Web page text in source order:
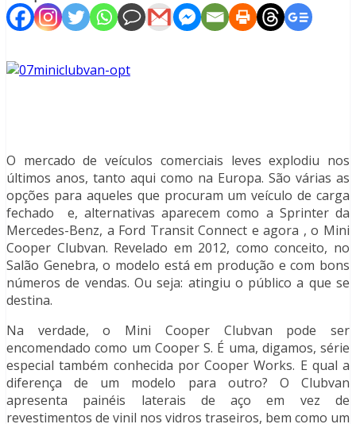
O mercado de veículos comerciais leves explodiu nos
últimos anos, tanto aqui como na Europa. São várias as
opções para aqueles que procuram um veículo de carga
fechado e, alternativas aparecem como a Sprinter da
Mercedes-Benz, a Ford Transit Connect e agora , o Mini
Cooper Clubvan. Revelado em 2012, como conceito, no
Salão Genebra, o modelo está em produção e com bons
números de vendas. Ou seja: atingiu o público a que se
destina.
Na verdade, o Mini Cooper Clubvan pode ser
encomendado como um Cooper S. É uma, digamos, série
especial também conhecida por Cooper Works. E qual a
diferença de um modelo para outro? O Clubvan
apresenta painéis laterais de aço em vez de
revestimentos de vinil nos vidros traseiros, bem como um